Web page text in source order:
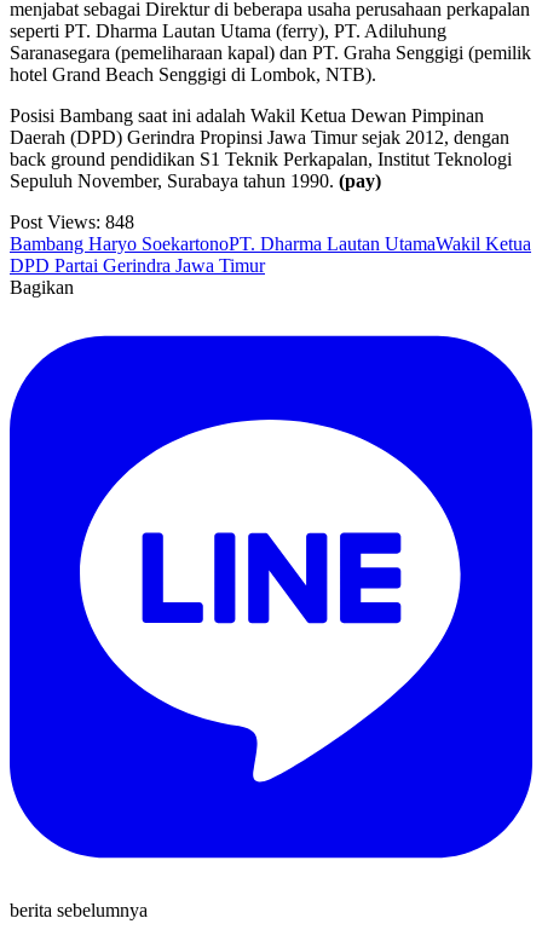
menjabat sebagai Direktur di beberapa usaha perusahaan perkapalan
seperti PT. Dharma Lautan Utama (ferry), PT. Adiluhung
Saranasegara (pemeliharaan kapal) dan PT. Graha Senggigi (pemilik
hotel Grand Beach Senggigi di Lombok, NTB).
Posisi Bambang saat ini adalah Wakil Ketua Dewan Pimpinan
Daerah (DPD) Gerindra Propinsi Jawa Timur sejak 2012, dengan
back ground pendidikan S1 Teknik Perkapalan, Institut Teknologi
Sepuluh November, Surabaya tahun 1990. (pay)
Post Views: 848
Bambang Haryo SoekartonoPT. Dharma Lautan UtamaWakil Ketua
DPD Partai Gerindra Jawa Timur
Bagikan
berita sebelumnya